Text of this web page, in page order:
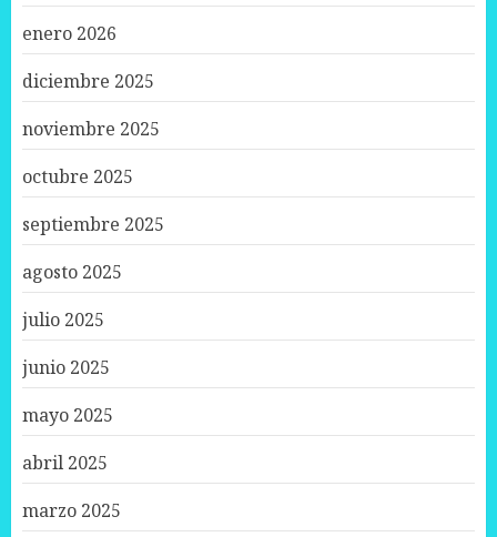
enero 2026
diciembre 2025
noviembre 2025
octubre 2025
septiembre 2025
agosto 2025
julio 2025
junio 2025
mayo 2025
abril 2025
marzo 2025